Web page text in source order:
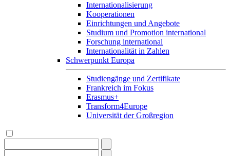
Internationalisierung
Kooperationen
Einrichtungen und Angebote
Studium und Promotion international
Forschung international
Internationalität in Zahlen
Schwerpunkt Europa
Studiengänge und Zertifikate
Frankreich im Fokus
Erasmus+
Transform4Europe
Universität der Großregion